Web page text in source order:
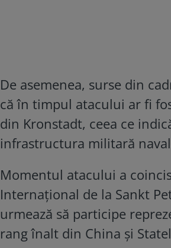
De asemenea, surse din
că în timpul atacului ar fi
din Kronstadt, ceea ce
infrastructura militară
Momentul atacului a
Internațional de la Sankt
urmează să participe
rang înalt din China și